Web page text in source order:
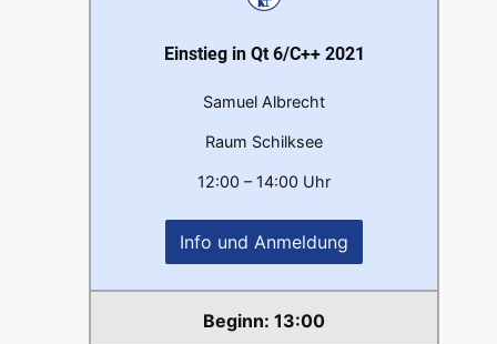
Einstieg in Qt 6/C++ 2021
Samuel Albrecht
Raum Schilksee
12:00 – 14:00 Uhr
Info und Anmeldung
13:00